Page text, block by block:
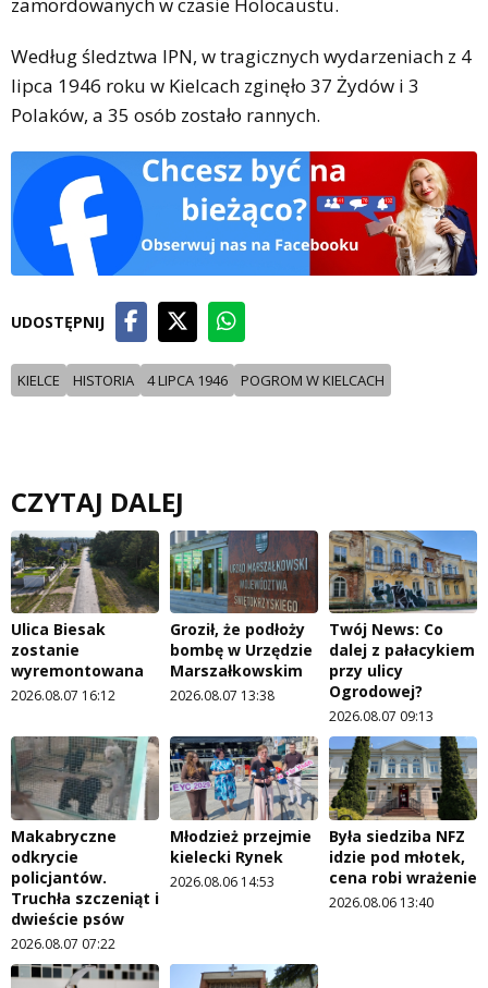
Według śledztwa IPN, w tragicznych wydarzeniach z 4
lipca 1946 roku w Kielcach zginęło 37 Żydów i 3
Polaków, a 35 osób zostało rannych.
UDOSTĘPNIJ
KIELCE HISTORIA 4 LIPCA 1946 POGROM W KIELCACH
CZYTAJ DALEJ
Ulica Biesak
zostanie
wyremontowana
2026.08.07 16:12
Groził, że podłoży
bombę w Urzędzie
Marszałkowskim
2026.08.07 13:38
Twój News: Co
dalej z pałacykiem
przy ulicy
Ogrodowej?
2026.08.07 09:13
Makabryczne
odkrycie
policjantów.
Truchła szczeniąt i
dwieście psów
2026.08.07 07:22
Młodzież przejmie
kielecki Rynek
2026.08.06 14:53
Była siedziba NFZ
idzie pod młotek,
cena robi wrażenie
2026.08.06 13:40